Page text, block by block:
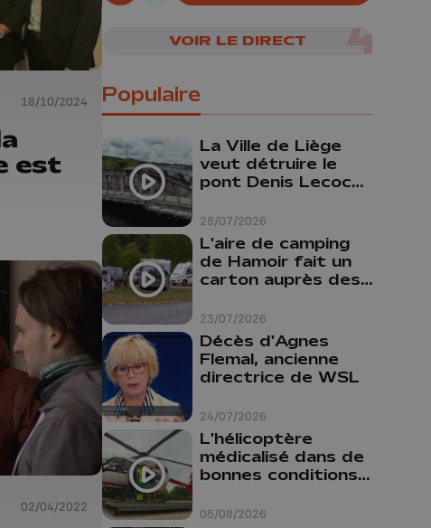
18/10/2024
est
02/04/2022
VOIR LE DIRECT
Populaire
28/07/2026
La Ville de Liège
veut détruire le
pont Denis Lecocq
budget pour le
faire
23/07/2026
L'aire de camping
de Hamoir fait un
carton auprès des
24/07/2026
Décès d'Agnes
Flemal, ancienne
directrice de WSL
05/08/2026
L'hélicoptère
médicalisé dans de
bonnes conditions à